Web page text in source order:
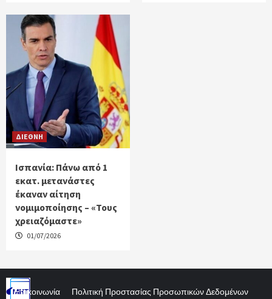
ΔΙΕΘΝΗ
Ισπανία: Πάνω από 1
εκατ. μετανάστες
έκαναν αίτηση
νομιμοποίησης – «Τους
χρειαζόμαστε»
01/07/2026
Επικοινωνία Πολιτική Προστασίας Προσωπικών Δεδομένων